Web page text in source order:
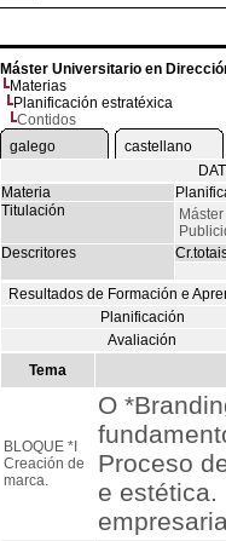
Máster Universitario en
Materias
Planificación estratéxica
Contidos
galego
castellano
Materia
Titulación
Descritores
Resultados de Formación e
Planificación
Avaliación
Tema
BLOQUE *I
Creación de
marca.
O
Proceso
e estética.